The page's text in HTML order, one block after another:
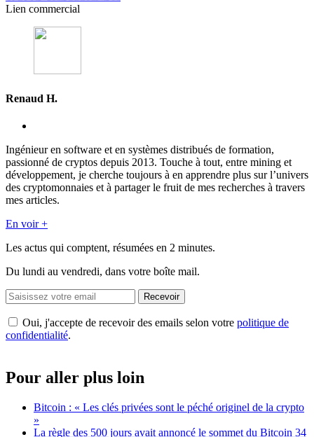
Lien commercial
Renaud H.
Ingénieur en software et en systèmes distribués de formation,
passionné de cryptos depuis 2013. Touche à tout, entre mining et
développement, je cherche toujours à en apprendre plus sur l’univers
des cryptomonnaies et à partager le fruit de mes recherches à travers
mes articles.
En voir +
Les actus qui comptent, résumées en 2 minutes.
Du lundi au vendredi, dans votre boîte mail.
Recevoir
Oui, j'accepte de recevoir des emails selon votre politique de
confidentialité.
Pour aller plus loin
Bitcoin : « Les clés privées sont le péché originel de la crypto
»
La règle des 500 jours avait annoncé le sommet du Bitcoin 34